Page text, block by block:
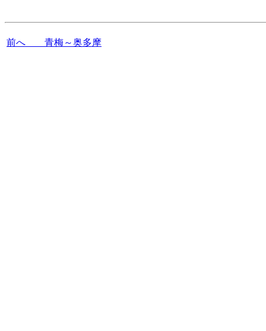
前へ 青梅～奥多摩